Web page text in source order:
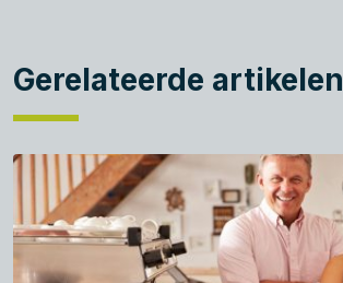
Gerelateerde artikelen